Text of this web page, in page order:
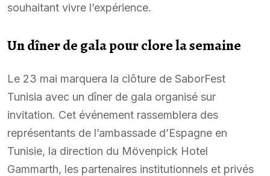
souhaitant vivre l’expérience.
Un dîner de gala pour clore la semaine
Le 23 mai marquera la clôture de SaborFest
Tunisia avec un dîner de gala organisé sur
invitation. Cet événement rassemblera des
représentants de l’ambassade d’Espagne en
Tunisie, la direction du Mövenpick Hotel
Gammarth, les partenaires institutionnels et privés